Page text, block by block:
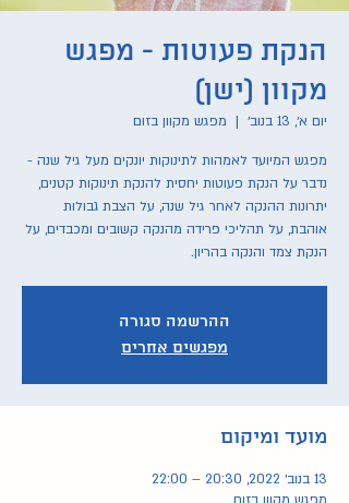
הנקת פעוטות - מפגש
מקוון (ישן)
יום א׳, 13 בנוב׳
  |
מפגש מקוון בזום
מפגש המיועד לאמהות לתינוקות יונקים מעל גיל שנה -
נדבר על הנקת פעוטות יחסית להנקת תינוקות קטנים,
יתרונות ההנקה לאחר גיל שנה, על הצבת גבולות
אוהבת, על תהליכי פרידה מהנקה קשובים ומכבדים, על
הנקת צמד והנקה בהריון.
ההרשמה סגורה
מפגשים אחרים
מועד ומיקום
13 בנוב׳ 2022, 20:30 – 22:00